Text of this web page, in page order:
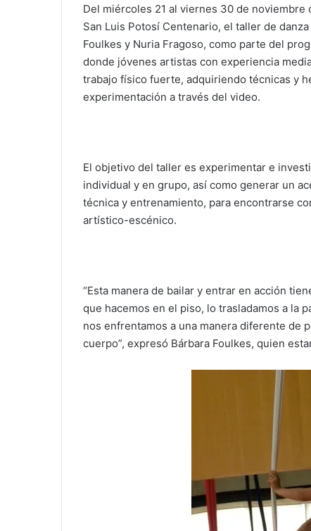
Del miércoles 21 al viernes 30 de
San Luis Potosí Centenario, el taller de
Foulkes y Nuria Fragoso, como parte del
donde jóvenes artistas con experiencia
trabajo físico fuerte, adquiriendo técnicas y
experimentación a través del video.
El objetivo del taller es experimentar e
individual y en grupo, así como generar un
técnica y entrenamiento, para encontrarse
artístico-escénico.
“Esta manera de bailar y entrar en acción
que hacemos en el piso, lo trasladamos a la
nos enfrentamos a una manera diferente de
cuerpo”, expresó Bárbara Foulkes, quien